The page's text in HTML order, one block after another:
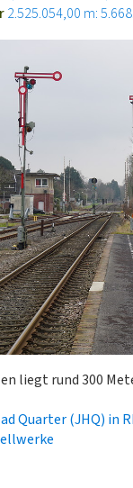
2.525.054,00 m:
liegt rund 300
Quarter (JHQ) in